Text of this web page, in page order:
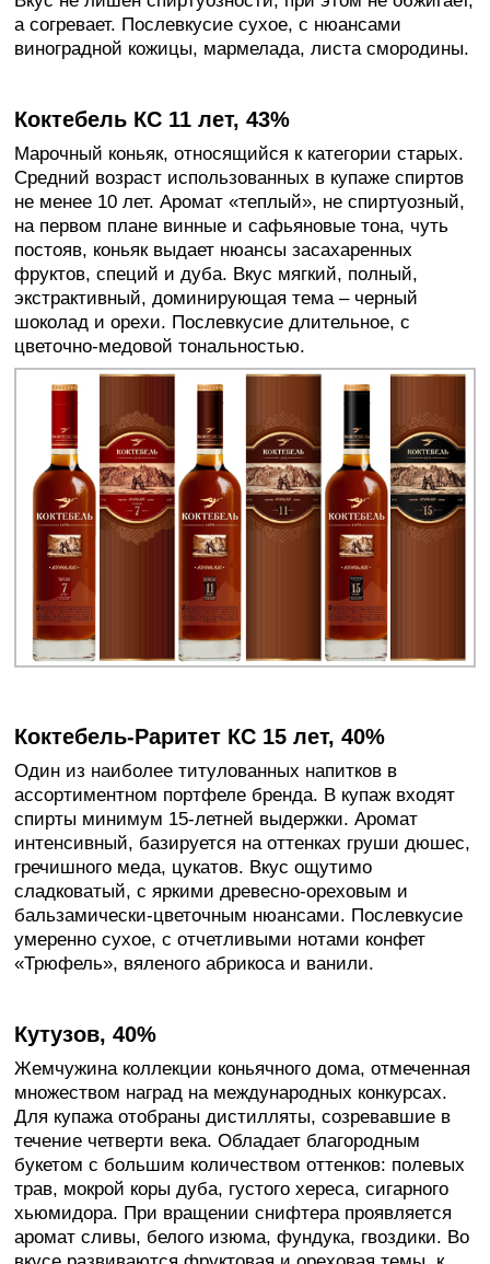
а согревает. Послевкусие сухое, с нюансами
виноградной кожицы, мармелада, листа смородины.
Коктебель КС 11 лет, 43%
Марочный коньяк, относящийся к категории старых.
Средний возраст использованных в купаже спиртов
не менее 10 лет. Аромат «теплый», не спиртуозный,
на первом плане винные и сафьяновые тона, чуть
постояв, коньяк выдает нюансы засахаренных
фруктов, специй и дуба. Вкус мягкий, полный,
экстрактивный, доминирующая тема – черный
шоколад и орехи. Послевкусие длительное, с
цветочно-медовой тональностью.
Коктебель-Раритет КС 15 лет, 40%
Один из наиболее титулованных напитков в
ассортиментном портфеле бренда. В купаж входят
спирты минимум 15-летней выдержки. Аромат
интенсивный, базируется на оттенках груши дюшес,
гречишного меда, цукатов. Вкус ощутимо
сладковатый, с яркими древесно-ореховым и
бальзамически-цветочным нюансами. Послевкусие
умеренно сухое, с отчетливыми нотами конфет
«Трюфель», вяленого абрикоса и ванили.
Кутузов, 40%
Жемчужина коллекции коньячного дома, отмеченная
множеством наград на международных конкурсах.
Для купажа отобраны дистилляты, созревавшие в
течение четверти века. Обладает благородным
букетом с большим количеством оттенков: полевых
трав, мокрой коры дуба, густого хереса, сигарного
хьюмидора. При вращении снифтера проявляется
аромат сливы, белого изюма, фундука, гвоздики. Во